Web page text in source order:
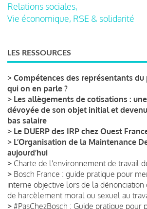
Relations sociales,
Vie économique, RSE & solidarité
LES RESSOURCES
> Compétences des représentants
qui on en parle ?
> Les allègements de cotisations :
dévoyée de son objet initial et
bas salaire
> Le DUERP des IRP chez Ouest
> L’Organisation de la Maintenance
aujourd’hui
> Charte de l'environnement de travail
> Bosch France : guide pratique pour
interne objective lors de la dénonciation
de harcèlement moral ou sexuel au
> #PasChezBosch : Guide pratique pour